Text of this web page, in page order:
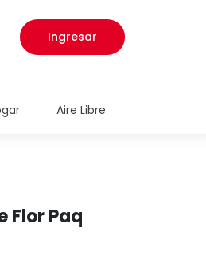
Ingresar
Aire Libre
Flor Paq